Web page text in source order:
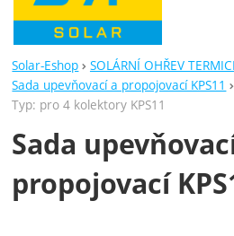
Solar-Eshop SOLÁRNÍ OHŘEV
Sada upevňovací a propojovací KPS11
Typ: pro 4 kolektory KPS11
Sada
propojovací